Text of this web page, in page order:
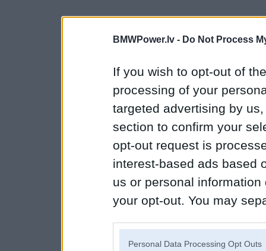
BMWPower.lv - Do Not Process
If you wish to opt-out of
processing of your
targeted advertising by
section to confirm your
opt-out request is
interest-based ads based
us or personal
your opt-out. You may
Personal Data Processing Opt Outs